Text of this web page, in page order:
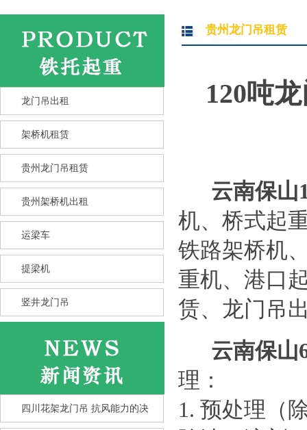
龙门吊出租
架桥机租赁
贵州龙门吊租赁
贵州架桥机出租
运梁车
提梁机
竖井龙门吊
四川花架龙门吊 抗风能力的决
贵州龙门吊租赁
120吨
云南保山
机、桥式起
铁路架桥机
重机、港口
赁、龙门吊
云南保山
理：
1. 预处理（